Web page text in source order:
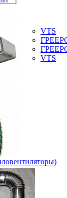
VTS
VTS